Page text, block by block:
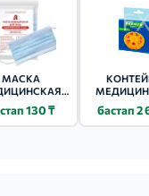
МАСКА
ШТ.130 ₸
7
бастап 2